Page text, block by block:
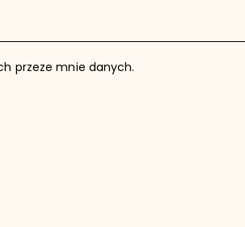
przeze mnie danych.